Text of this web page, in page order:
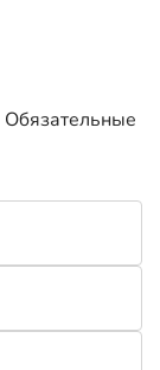
Обязательные